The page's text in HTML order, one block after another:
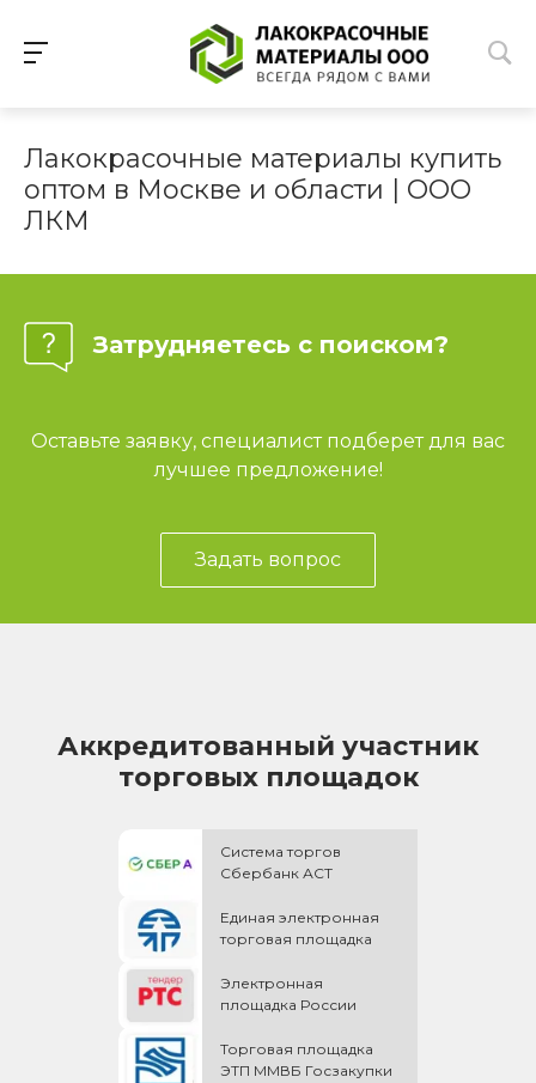
Лакокрасочные материалы купить
оптом в Москве и области | ООО
ЛКМ
Затрудняетесь с поиском?
Оставьте заявку, специалист подберет для вас
лучшее предложение!
Задать вопрос
Аккредитованный участник
торговых площадок
Система торгов
Сбербанк АСТ
Единая электронная
торговая площадка
Электронная
площадка России
Торговая площадка
ЭТП ММВБ Госзакупки